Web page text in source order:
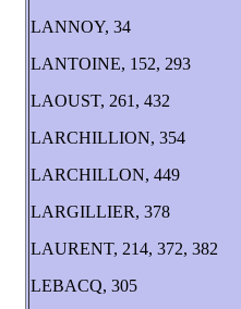
LANNOY, 34
LANTOINE, 152, 293
LAOUST, 261, 432
LARCHILLION, 354
LARCHILLON, 449
LARGILLIER, 378
LAURENT, 214, 372, 382
LEBACQ, 305